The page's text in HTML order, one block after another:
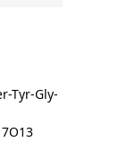
Tyr-Gly-